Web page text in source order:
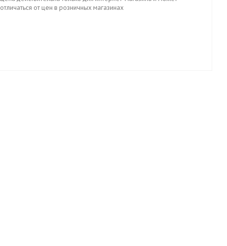
отличаться от цен в розничных магазинах